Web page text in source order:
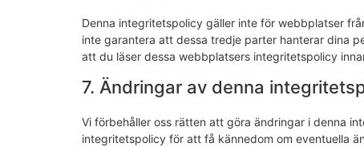
Denna integritetspolicy gäller inte för webbplatser
inte garantera att dessa tredje parter hanterar dina
att du läser dessa webbplatsers integritetspolicy
7. Ändringar av denna
Vi förbehåller oss rätten att göra ändringar i denna
integritetspolicy för att få kännedom om eventuella